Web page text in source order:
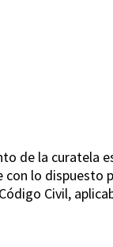
de la curatela
lo dispuesto
Civil,